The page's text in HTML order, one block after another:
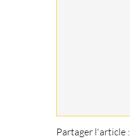
Partager l'article :